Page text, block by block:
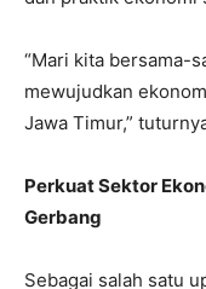
“Mari kita bersama-
mewujudkan
Jawa Timur,”
Perkuat Sektor
Gerbang
Sebagai salah satu